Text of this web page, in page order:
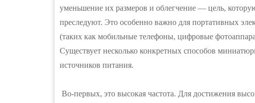
уменьшение их размеров и облегчение — цель,
преследуют. Это особенно важно для портативных
(таких как мобильные телефоны, цифровые
Существует несколько конкретных способов
источников питания.
Во-первых, это высокая частота. Для достижения